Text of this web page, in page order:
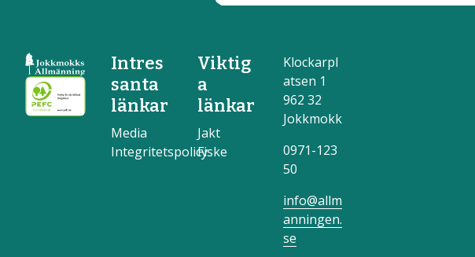
Intres
santa
länkar
Media
Integritetspolicy
Viktig
a
länkar
Jakt
Fiske
Klockarpl
atsen 1
962 32
Jokkmokk
0971-123
50
info@allm
anningen.
se